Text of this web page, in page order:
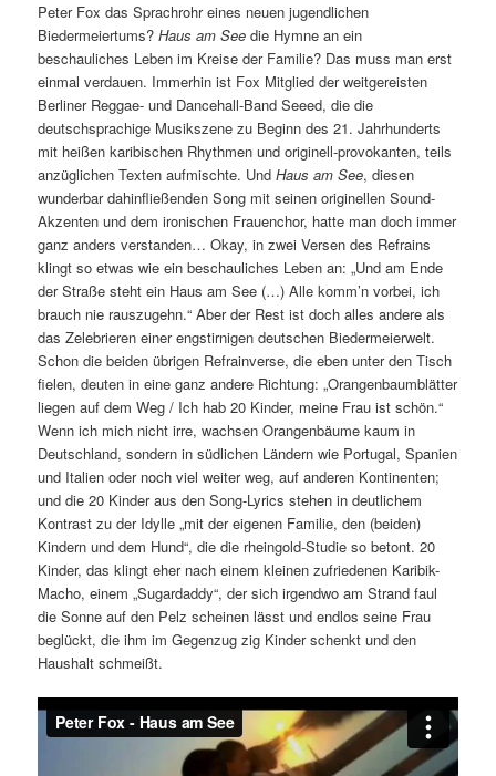
Peter Fox das Sprachrohr eines neuen jugendlichen
Biedermeiertums?Haus am See die Hymne an ein
beschauliches Leben im Kreise der Familie? Das muss man erst
einmal verdauen. Immerhin ist Fox Mitglied der weitgereisten
Berliner Reggae- und Dancehall-Band Seeed, die die
deutschsprachige Musikszene zu Beginn des 21. Jahrhunderts
mit heißen karibischen Rhythmen und originell-provokanten, teils
anzüglichen Texten aufmischte. UndHaus am See, diesen
wunderbar dahinfließenden Song mit seinen originellen Sound-
Akzenten und dem ironischen Frauenchor, hatte man doch immer
ganz anders verstanden… Okay, in zwei Versen des Refrains
klingt so etwas wie ein beschauliches Leben an: „Und am Ende
der Straße steht ein Haus am See (…) Alle komm’n vorbei, ich
brauch nie rauszugehn.“ Aber der Rest ist doch alles andere als
das Zelebrieren einer engstirnigen deutschen Biedermeierwelt.
Schon die beiden übrigen Refrainverse, die eben unter den Tisch
fielen, deuten in eine ganz andere Richtung: „Orangenbaumblätter
liegen auf dem Weg / Ich hab 20 Kinder, meine Frau ist schön.“
Wenn ich mich nicht irre, wachsen Orangenbäume kaum in
Deutschland, sondern in südlichen Ländern wie Portugal, Spanien
und Italien oder noch viel weiter weg, auf anderen Kontinenten;
und die 20 Kinder aus den Song-Lyrics stehen in deutlichem
Kontrast zu der Idylle „mit der eigenen Familie, den (beiden)
Kindern und dem Hund“, die die rheingold-Studie so betont. 20
Kinder, das klingt eher nach einem kleinen zufriedenen Karibik-
Macho, einem „Sugardaddy“, der sich irgendwo am Strand faul
die Sonne auf den Pelz scheinen lässt und endlos seine Frau
beglückt, die ihm im Gegenzug zig Kinder schenkt und den
Haushalt schmeißt.